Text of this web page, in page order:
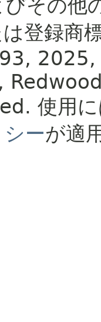
びその
登録商
2025,
使用
ーが適